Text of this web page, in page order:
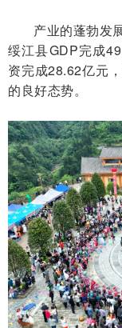
产业的蓬勃发
绥江县GDP完成
资完成28.62亿元
的良好态势。